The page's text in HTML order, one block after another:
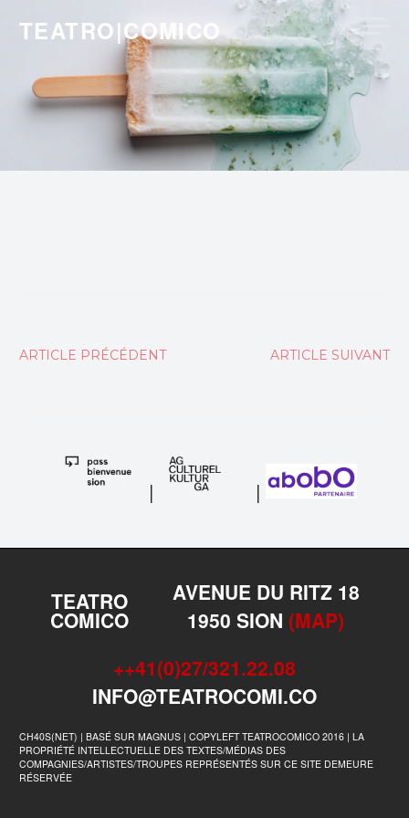
content
TEATRO|COMICO
Navigation
ARTICLE PRÉCÉDENT ARTICLE SUIVANT
| |
TEATRO
COMICO
AVENUE DU RITZ 18
1950 SION (MAP)
++41(0)27/321.22.08
INFO@TEATROCOMI.CO
CH40S(NET) | BASÉ SUR MAGNUS | COPYLEFT TEATROCOMICO 2016 | LA
PROPRIÉTÉ INTELLECTUELLE DES TEXTES/MÉDIAS DES
COMPAGNIES/ARTISTES/TROUPES REPRÉSENTÉS SUR CE SITE DEMEURE
RÉSERVÉE